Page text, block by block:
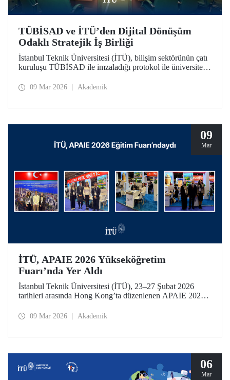
TÜBİSAD ve İTÜ’den Dijital Dönüşüm
Odaklı Stratejik İş Birliği
İstanbul Teknik Üniversitesi (İTÜ), bilişim sektörünün çatı
kuruluşu TÜBİSAD ile imzaladığı protokol ile üniversite-
09 Mar 2026 Akademik
09
Mar
İTÜ, APAIE 2026 Yükseköğretim
Fuarı’nda Yer Aldı
İstanbul Teknik Üniversitesi (İTÜ), 23–27 Şubat 2026
tarihleri arasında Hong Kong’ta düzenlenen APAIE 2026
yükseköğretim paydaşlarıyla bir araya geldi.
09 Mar 2026 Akademik
06
Mar